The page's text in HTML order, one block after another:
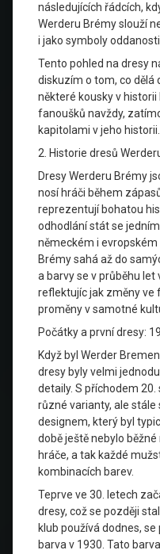
následujících řádcích,
Werderu Brémy slouží
i jako symboly
Tento pohled na dresy
diskuzím o tom, co dělá
některé kousky v
fanoušků navždy,
kapitolami v jeho historii.
2. Historie dresů
Dresy Werderu Brémy
nosí hráči během
reprezentují bohatou
odhodlání stát se
německém i
Brémy sahá až do
a barvy se v průběhu let
reflektujíc jak změny ve
proměny v samotné
Počátky a první dresy:
Když byl Werder
dresy byly velmi
detaily. S příchodem
různé varianty, ale stále
designem, který byl
době ještě nebylo
hráče, a tak každé
kombinacích barev.
Teprve ve 30. letech
dresy, což se později
klub používá dodnes,
barva v 1930. Tato